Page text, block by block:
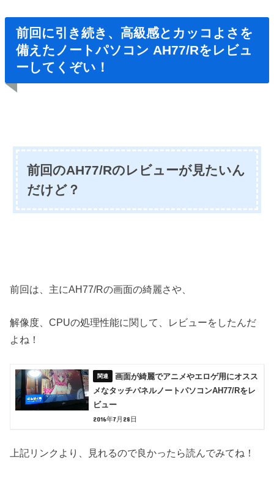
前回に引き続き、高級感とカッコよさを
備えたノートパソコン AH77/Rをレビュ
ーしてくぞい！
前回のAH77/Rのレビューが見たいん
だけど？
前回は、主にAH77/Rの画面の綺麗さや、
解像度、CPUの処理性能に関して、レビューをしたんだ
よね！
画面が綺麗でアニメやエロゲ用にオスス
メなタッチパネルノートパソコンAH77/Rをレ
ビュー
2016年7月28日
上記リンクより、見れるので良かったら読んでみてね！